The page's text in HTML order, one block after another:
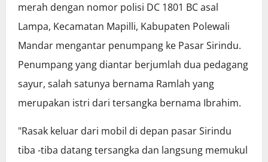
merah dengan nomor polisi DC 1801 BC asal
Lampa, Kecamatan Mapilli, Kabupaten Polewali
Mandar mengantar penumpang ke Pasar Sirindu.
Penumpang yang diantar berjumlah dua pedagang
sayur, salah satunya bernama Ramlah yang
merupakan istri dari tersangka bernama Ibrahim.
"Rasak keluar dari mobil di depan pasar Sirindu
tiba -tiba datang tersangka dan langsung memukul